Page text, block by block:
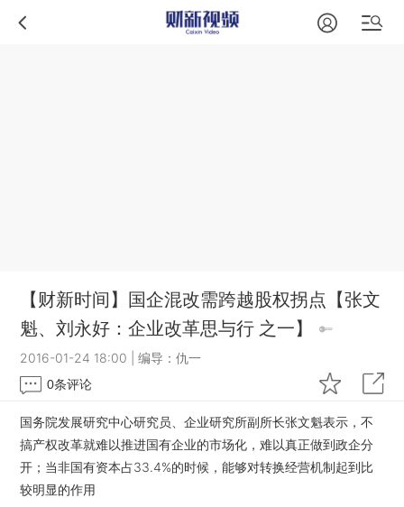
【财新时间】国企混改需跨越股权拐点【张文
魁、刘永好：企业改革思与行 之一】
2016-01-24 18:00 |编导：仇一
0条评论
国务院发展研究中心研究员、企业研究所副所长张文魁表示，不
搞产权改革就难以推进国有企业的市场化，难以真正做到政企分
开；当非国有资本占33.4%的时候，能够对转换经营机制起到比
较明显的作用